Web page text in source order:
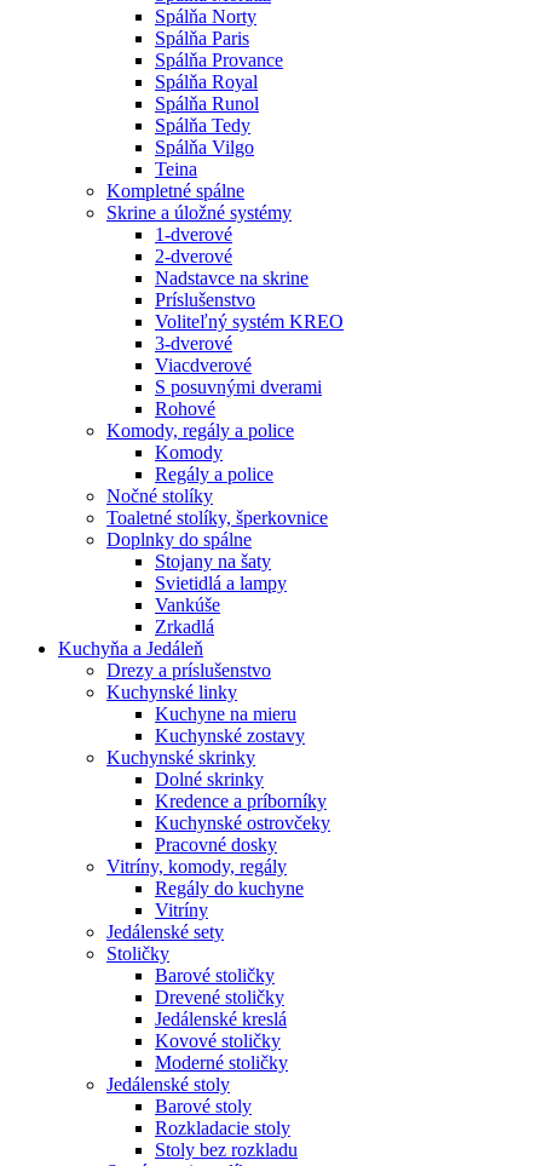
Spálňa Norty
Spálňa Paris
Spálňa Provance
Spálňa Royal
Spálňa Runol
Spálňa Tedy
Spálňa Vilgo
Teina
Kompletné spálne
Skrine a úložné systémy
1-dverové
2-dverové
Nadstavce na skrine
Príslušenstvo
Voliteľný systém KREO
3-dverové
Viacdverové
S posuvnými dverami
Rohové
Komody, regály a police
Komody
Regály a police
Nočné stolíky
Toaletné stolíky, šperkovnice
Doplnky do spálne
Stojany na šaty
Svietidlá a lampy
Vankúše
Zrkadlá
Kuchyňa a Jedáleň
Drezy a príslušenstvo
Kuchynské linky
Kuchyne na mieru
Kuchynské zostavy
Kuchynské skrinky
Dolné skrinky
Kredence a príborníky
Kuchynské ostrovčeky
Pracovné dosky
Vitríny, komody, regály
Regály do kuchyne
Vitríny
Jedálenské sety
Stoličky
Barové stoličky
Drevené stoličky
Jedálenské kreslá
Kovové stoličky
Moderné stoličky
Jedálenské stoly
Barové stoly
Rozkladacie stoly
Stoly bez rozkladu